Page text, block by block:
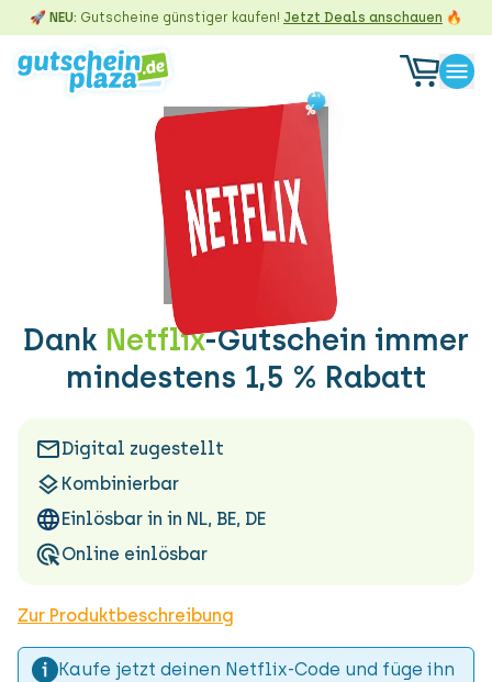
🚀 NEU: Gutscheine günstiger kaufen! Jetzt Deals anschauen 🔥
Dank Netflix-Gutschein immer
mindestens 1,5 % Rabatt
Kaufe jetzt deinen Netflix-Code und füge ihn
-1,5
%
-1,5
%
Digital zugestellt
Kombinierbar
Einlösbar in in NL, BE, DE
Online einlösbar
Zur Produktbeschreibung